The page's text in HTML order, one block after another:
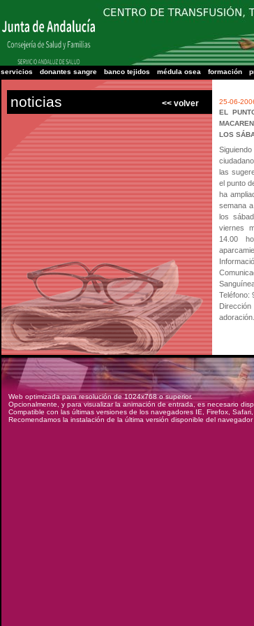
Centro Regional de
Huelva y
servicios donantes sangre banco tejidos médula osea formación
Web optimizada para resolución de 1024x768 o superior.
Opcionalmente, y para visualizar la animación de entrada, es necesario
Compatible con las últimas versiones de los navegadores IE, Firefox, Safari,
Recomendamos la instalación de la última versión disponible del navegador